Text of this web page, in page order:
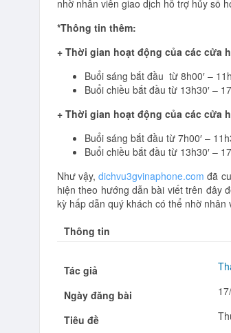
nhờ nhân viên giao dịch hỗ trợ hủy số
*Thông tin thêm:
+ Thời gian hoạt động của các cửa
Buổi sáng bắt đầu từ 8h00′ –
Buổi chiều bắt đầu từ 13h30′ –
+ Thời gian hoạt động của các cửa
Buổi sáng bắt đầu từ 7h00′ –
Buổi chiều bắt đầu từ 13h30′ –
Như vậy,dichvu3gvinaphone.com đã
hiện theo hướng dẫn bài viết trên đây
kỳ hấp dẫn quý khách có thể nhờ
Thông tin
Tác giả
Ngày đăng bài
Tiêu đề